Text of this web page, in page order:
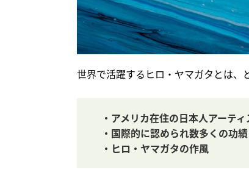
世界で活躍するヒロ・ヤマガタとは、
・アメリカ在住の日本人アーティ
・国際的に認められ数多くの功績
・ヒロ・ヤマガタの作風